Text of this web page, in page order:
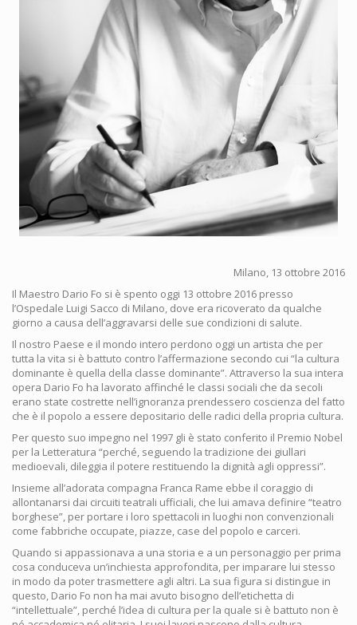
Milano, 13 ottobre 2016
Il Maestro Dario Fo si è spento oggi 13 ottobre 2016 presso
l’Ospedale Luigi Sacco di Milano, dove era ricoverato da qualche
giorno a causa dell’aggravarsi delle sue condizioni di salute.
Il nostro Paese e il mondo intero perdono oggi un artista che per
tutta la vita si è battuto contro l’affermazione secondo cui “la cultura
dominante è quella della classe dominante”. Attraverso la sua intera
opera Dario Fo ha lavorato affinché le classi sociali che da secoli
erano state costrette nell’ignoranza prendessero coscienza del fatto
che è il popolo a essere depositario delle radici della propria cultura.
Per questo suo impegno nel 1997 gli è stato conferito il Premio Nobel
per la Letteratura “perché, seguendo la tradizione dei giullari
medioevali, dileggia il potere restituendo la dignità agli oppressi”.
Insieme all’adorata compagna Franca Rame ebbe il coraggio di
allontanarsi dai circuiti teatrali ufficiali, che lui amava definire “teatro
borghese”, per portare i loro spettacoli in luoghi non convenzionali
come fabbriche occupate, piazze, case del popolo e carceri.
Quando si appassionava a una storia e a un personaggio per prima
cosa conduceva un’inchiesta approfondita, per imparare lui stesso
in modo da poter trasmettere agli altri. La sua figura si distingue in
questo, Dario Fo non ha mai avuto bisogno dell’etichetta di
“intellettuale”, perché l’idea di cultura per la quale si è battuto non è